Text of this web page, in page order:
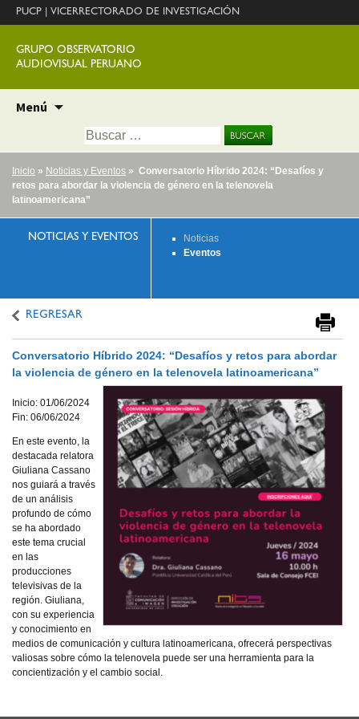
PUCP VICERRECTORADO DE INVESTIGACIÓN
GRUPO OBSERVATORIO
AUDIOVISUAL PERUANO
Menú
contenido
Buscar:
Inicio » Noticias y Eventos » Conversatorio Híbrido 2024: “Desafíos y
retos para abordar la violencia de género en la telenovela
latinoamericana”
NOTICIAS Y EVENTOS
Noticias
Eventos
REGRESAR
Conversatorio Híbrido 2024: “Desafíos y retos para abordar
la violencia de género en la telenovela latinoamericana”
Inicio: 01/06/2024
Fin: 06/06/2024
En este evento, la
destacada relatora
Giuliana Cassano
nos guiará a través
de un análisis
profundo de cómo
se ha abordado
este tema crucial
en las
producciones
televisivas de la
región. Giuliana,
con su experiencia
y conocimiento en
medios de comunicación y cultura latinoamericana, ofrecerá perspectivas
valiosas sobre cómo la telenovela puede ser una herramienta para la
concientización y el cambio social.